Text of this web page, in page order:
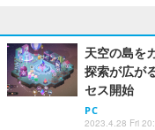
天空の島を
探索が広が
セス開始
PC
2023.4.28 Fri